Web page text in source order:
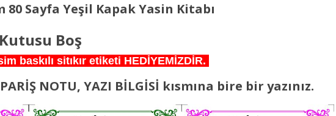
80 Sayfa Yeşil Kapak Yasin Kitabı
Boş
baskılı sitıkır etiketi HEDİYEMİZDİR.
NOTU, YAZI BİLGİSİ kısmına bire bir yazınız.